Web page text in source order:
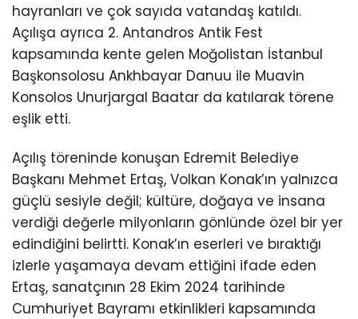
hayranları ve çok sayıda vatandaş katıldı.
Açılışa ayrıca 2. Antandros Antik Fest
kapsamında kente gelen Moğolistan İstanbul
Başkonsolosu Ankhbayar Danuu ile Muavin
Konsolos Unurjargal Baatar da katılarak törene
eşlik etti.
Açılış töreninde konuşan Edremit Belediye
Başkanı Mehmet Ertaş, Volkan Konak’ın yalnızca
güçlü sesiyle değil; kültüre, doğaya ve insana
verdiği değerle milyonların gönlünde özel bir yer
edindiğini belirtti. Konak’ın eserleri ve bıraktığı
izlerle yaşamaya devam ettiğini ifade eden
Ertaş, sanatçının 28 Ekim 2024 tarihinde
Cumhuriyet Bayramı etkinlikleri kapsamında